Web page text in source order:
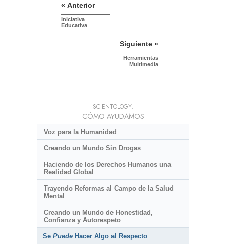
« Anterior
Iniciativa
Educativa
Siguiente »
Herramientas
Multimedia
SCIENTOLOGY:
CÓMO AYUDAMOS
Voz para la Humanidad
Creando un Mundo Sin Drogas
Haciendo de los Derechos Humanos una
Realidad Global
Trayendo Reformas al Campo de la Salud
Mental
Creando un Mundo de Honestidad,
Confianza y Autorespeto
Se Puede Hacer Algo al Respecto